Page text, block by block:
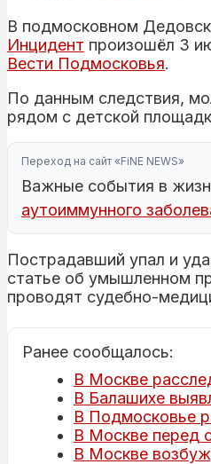
В подмосковном
Инцидент произошёл 3
Вести Подмосковья.
По данным следствия,
рядом с детской
Переход на сайт «FiNE NEWS»
Важные события в
аутоиммунного
Пострадавший упал и
статье об умышленном
проводят судебно-
Ранее сообщалось:
В Москве
В Балашихе
В Подмосковье
В Москве перед
В Москве